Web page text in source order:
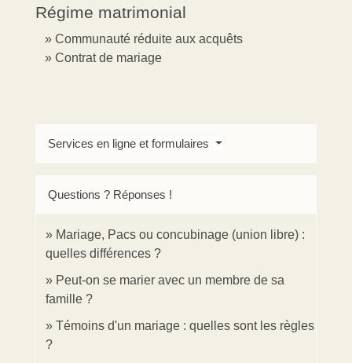
Régime matrimonial
Communauté réduite aux acquêts
Contrat de mariage
Services en ligne et formulaires
Questions ? Réponses !
Mariage, Pacs ou concubinage (union libre) :
quelles différences ?
Peut-on se marier avec un membre de sa
famille ?
Témoins d'un mariage : quelles sont les règles
?